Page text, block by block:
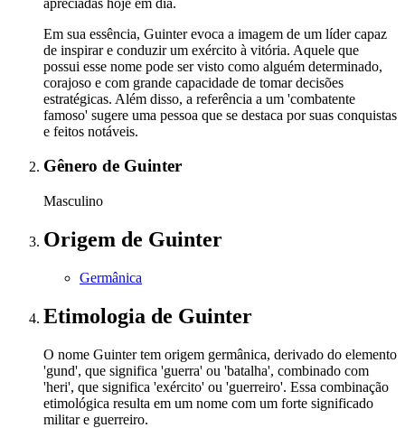
Em sua essência, Guinter evoca a imagem de um líder capaz
de inspirar e conduzir um exército à vitória. Aquele que
possui esse nome pode ser visto como alguém determinado,
corajoso e com grande capacidade de tomar decisões
estratégicas. Além disso, a referência a um 'combatente
famoso' sugere uma pessoa que se destaca por suas conquistas
e feitos notáveis.
Gênero de Guinter
Masculino
Origem de Guinter
Germânica
Etimologia de Guinter
O nome Guinter tem origem germânica, derivado do elemento
'gund', que significa 'guerra' ou 'batalha', combinado com
'heri', que significa 'exército' ou 'guerreiro'. Essa combinação
etimológica resulta em um nome com um forte significado
militar e guerreiro.